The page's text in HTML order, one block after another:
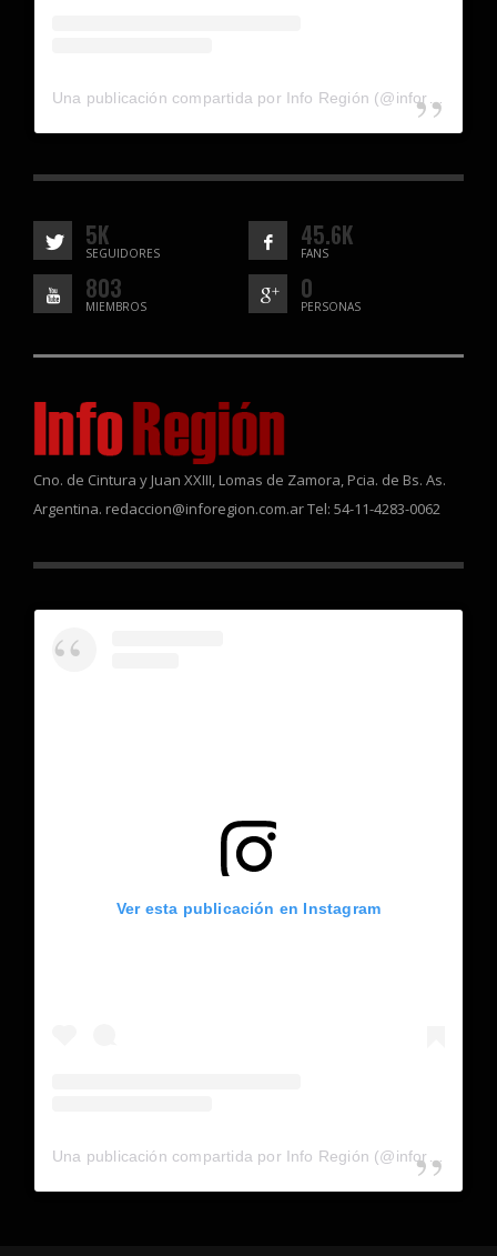
5K
SEGUIDORES
45.6K
FANS
803
MIEMBROS
0
PERSONAS
Cno. de Cintura y Juan XXIII, Lomas de Zamora, Pcia. de Bs. As.
Argentina. redaccion@inforegion.com.ar Tel: 54-11-4283-0062
Ver esta publicación en Instagram